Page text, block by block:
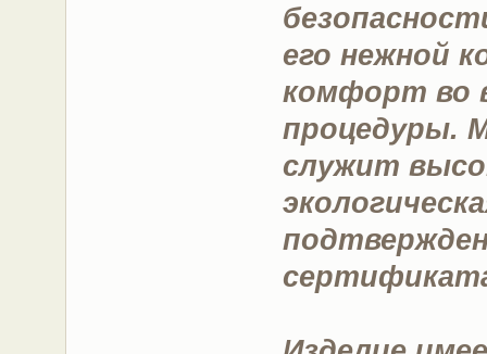
его нежной
комфорт во
процедуры.
служит